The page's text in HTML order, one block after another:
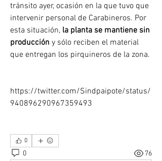
tránsito ayer, ocasión en la que tuvo que
intervenir personal de Carabineros. Por
esta situación, la planta se mantiene sin
producción y sólo reciben el material
que entregan los pirquineros de la zona.
https://twitter.com/Sindpaipote/status/
940896290967359493
0
0 76